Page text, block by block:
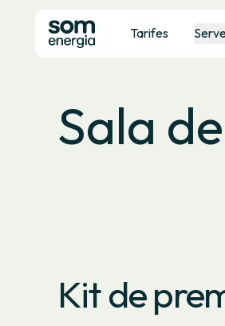
Tarifes
Sala
Kit de